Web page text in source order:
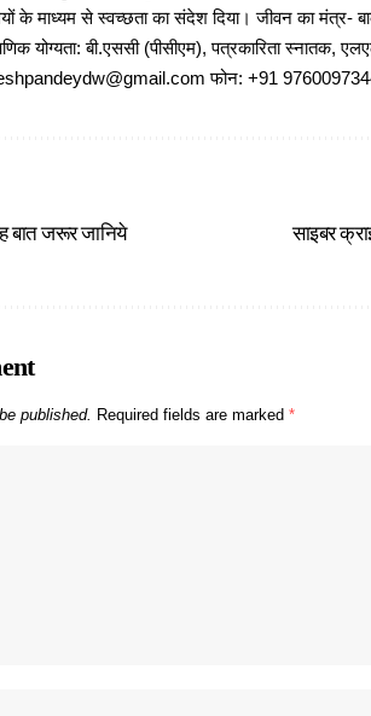
के माध्यम से स्वच्छता का संदेश दिया। जीवन का मंत्र-
योग्यता: बी.एससी (पीसीएम), पत्रकारिता स्नातक,
फोन: +91
बात जरूर जानिये साइबर
published. Required fields are marked *